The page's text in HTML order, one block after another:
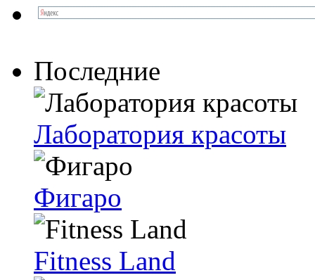
Последние
Лаборатория красоты
Фигаро
Fitness Land